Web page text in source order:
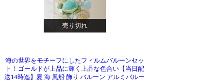
売り切れ
海の世界をモチーフにしたフィルムバルーンセッ
ト！ゴールドが上品に輝く上品な色合い【当日配
送14時迄】夏 海 風船 飾り バルーン アルミバルー